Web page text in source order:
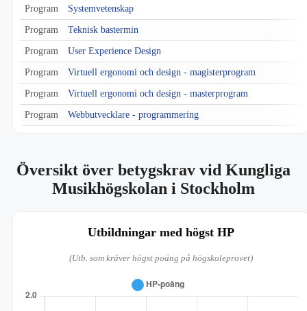
Program Systemvetenskap
Program Teknisk bastermin
Program User Experience Design
Program Virtuell ergonomi och design - magisterprogram
Program Virtuell ergonomi och design - masterprogram
Program Webbutvecklare - programmering
Översikt över betygskrav vid Kungliga
Musikhögskolan i Stockholm
Utbildningar med högst HP
(Utb. som kräver högst poäng på högskoleprovet)